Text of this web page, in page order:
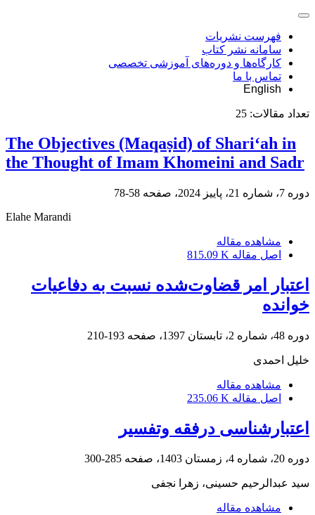
فهرست نشریات
سامانه نشر کتاب
کارگاه‌ها و دوره‌های آموزشی تخصصی
تماس با ما
English
تعداد مقالات: 25
The Objectives (Maqaṣid) of Shariʻah in
the Thought of Imam Khomeini and Sadr
دوره 7، شماره 21، پاییز 2024، صفحه
58-78
Elahe Marandi
مشاهده مقاله
اصل مقاله 815.09 K
اعتبار امر قضاوت‌شده نسبت به دفاعیات
خوانده
دوره 48، شماره 2، تابستان 1397، صفحه 193-210
خلیل احمدی
مشاهده مقاله
اصل مقاله 235.06 K
اعتبارشناسی درفقه وتفسیر
دوره 20، شماره 4، زمستان 1403، صفحه 285-300
سید عبدالرحیم حسینی، زهرا نجفی
مشاهده مقاله